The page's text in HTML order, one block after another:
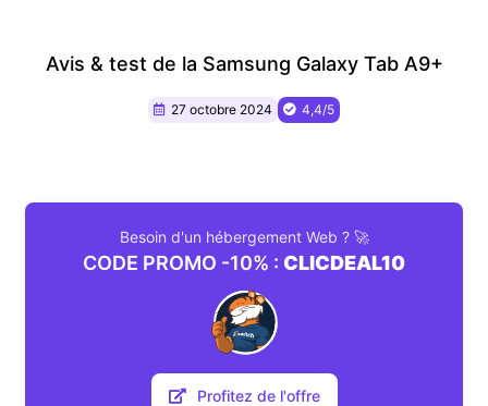
Avis & test de la Samsung Galaxy Tab A9+
27 octobre 2024 4,4/5
Besoin d'un hébergement Web ? 🚀
CODE PROMO -10% : CLICDEAL10
Profitez de l'offre